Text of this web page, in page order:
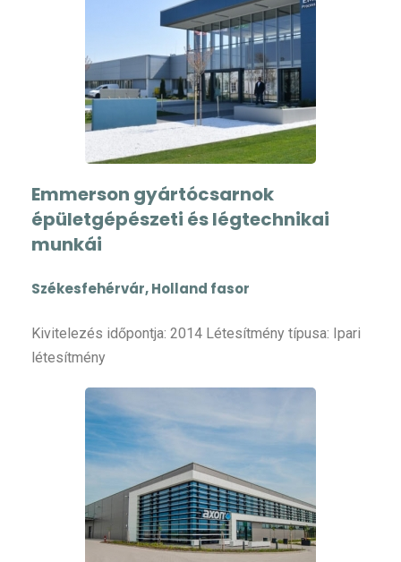
Emmerson gyártócsarnok
épületgépészeti és légtechnikai
munkái
Székesfehérvár, Holland fasor
Kivitelezés időpontja: 2014 Létesítmény típusa: Ipari
létesítmény